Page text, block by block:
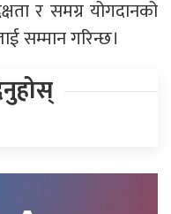
र समग्र योगदानको
सम्मान गरिन्छ।